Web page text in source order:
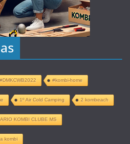
#DMKCWB2022 #kombi-home
1º Air Cold Camping 2 kombeach
KOMBI CLUBE MS
kombi